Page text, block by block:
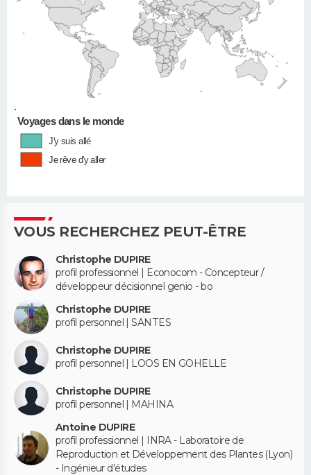
•
Voyages dans le monde
J'y suis allé
Je rêve d'y aller
VOUS RECHERCHEZ PEUT-ÊTRE
Christophe DUPIRE
profil professionnel | Econocom - Concepteur /
développeur décisionnel genio - bo
Christophe DUPIRE
profil personnel | SANTES
Christophe DUPIRE
profil personnel | LOOS EN GOHELLE
Christophe DUPIRE
profil personnel | MAHINA
Antoine DUPIRE
profil professionnel | INRA - Laboratoire de
Reproduction et Développement des Plantes (Lyon)
- Ingénieur d'études